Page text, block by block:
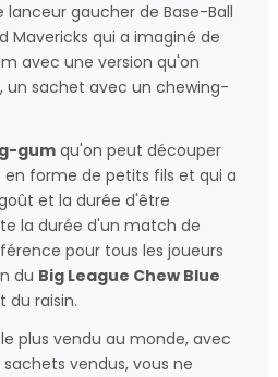
lanceur gaucher de Base-Ball
Mavericks qui a imaginé de
avec une version qu'on
un sachet avec un chewing-
gum qu'on peut découper
forme de petits fils et qui a
et la durée d'être
la durée d'un match de
pour tous les joueurs
du Big League Chew Blue
du raisin.
plus vendu au monde, avec
vendus, vous ne